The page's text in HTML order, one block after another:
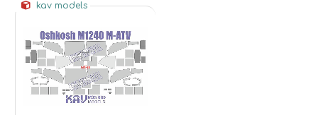
kav models